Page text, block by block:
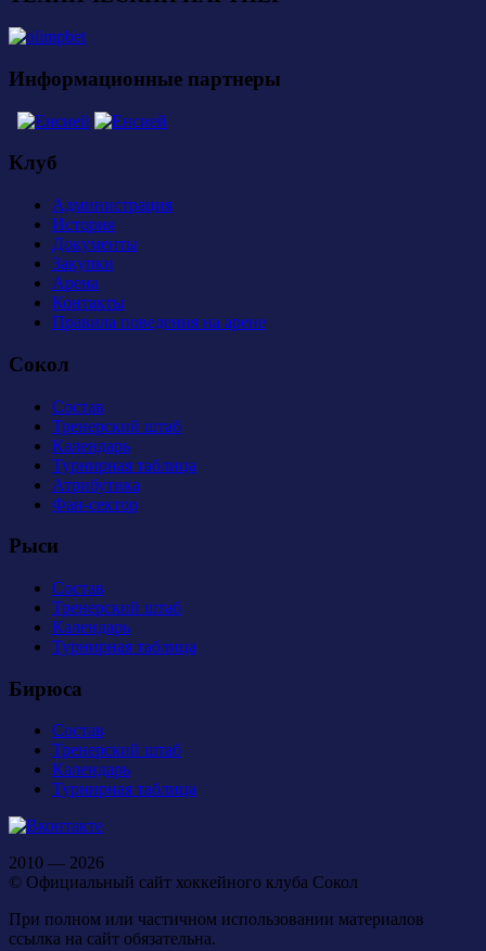
Информационные партнеры
Клуб
Администрация
История
Документы
Закупки
Арена
Контакты
Правила поведения на арене
Сокол
Состав
Тренерский штаб
Календарь
Турнирная таблица
Атрибутика
Фан-сектор
Рыси
Состав
Тренерский штаб
Календарь
Турнирная таблица
Бирюса
Состав
Тренерский штаб
Календарь
Турнирная таблица
2010 — 2026
© Официальный сайт хоккейного клуба Сокол
При полном или частичном использовании материалов
ссылка на сайт обязательна.